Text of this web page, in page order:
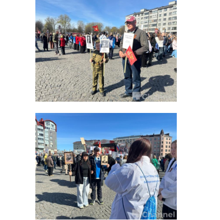
Президента России
СЗФО Игоря Рудени
Днем
Фото:
http://szfo.gov.ru/press/events/
Игорь Руденя
день победы
поздравление
Поделиться статьей: